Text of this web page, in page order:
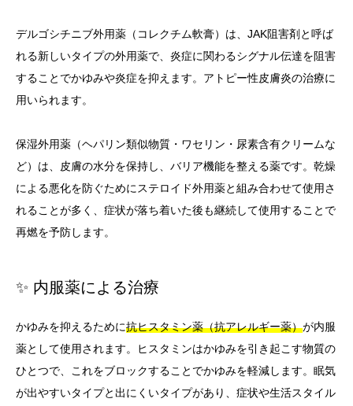
デルゴシチニブ外用薬（コレクチム軟膏）は、JAK阻害剤と呼ば
れる新しいタイプの外用薬で、炎症に関わるシグナル伝達を阻害
することでかゆみや炎症を抑えます。アトピー性皮膚炎の治療に
用いられます。
保湿外用薬（ヘパリン類似物質・ワセリン・尿素含有クリームな
ど）は、皮膚の水分を保持し、バリア機能を整える薬です。乾燥
による悪化を防ぐためにステロイド外用薬と組み合わせて使用さ
れることが多く、症状が落ち着いた後も継続して使用することで
再燃を予防します。
✨ 内服薬による治療
かゆみを抑えるために抗ヒスタミン薬（抗アレルギー薬）が内服
薬として使用されます。ヒスタミンはかゆみを引き起こす物質の
ひとつで、これをブロックすることでかゆみを軽減します。眠気
が出やすいタイプと出にくいタイプがあり、症状や生活スタイル